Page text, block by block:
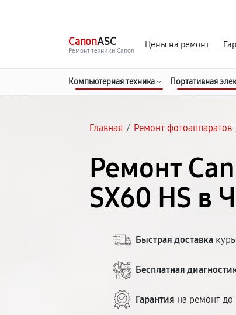
CanonASC
Ремонт техники Canon
Цены на ремонт
Компьютерная техника Портативная
Главная / Ремонт фотоаппаратов
Ремонт
SX60 HS в
Быстрая доставка
Бесплатная
Гарантия на ремонт до